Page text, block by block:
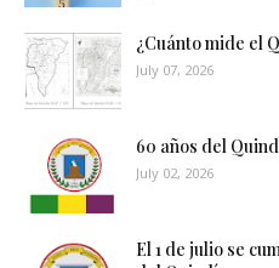
¿Cuánto mide el
July 07, 2026
60 años del
July 02, 2026
El 1 de julio se